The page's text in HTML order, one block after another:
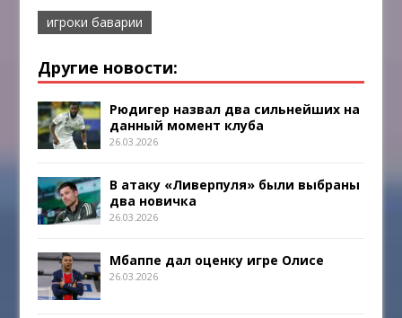
игроки баварии
Другие новости:
Рюдигер назвал два сильнейших на
данный момент клуба
26.03.2026
В атаку «Ливерпуля» были выбраны
два новичка
26.03.2026
Мбаппе дал оценку игре Олисе
26.03.2026